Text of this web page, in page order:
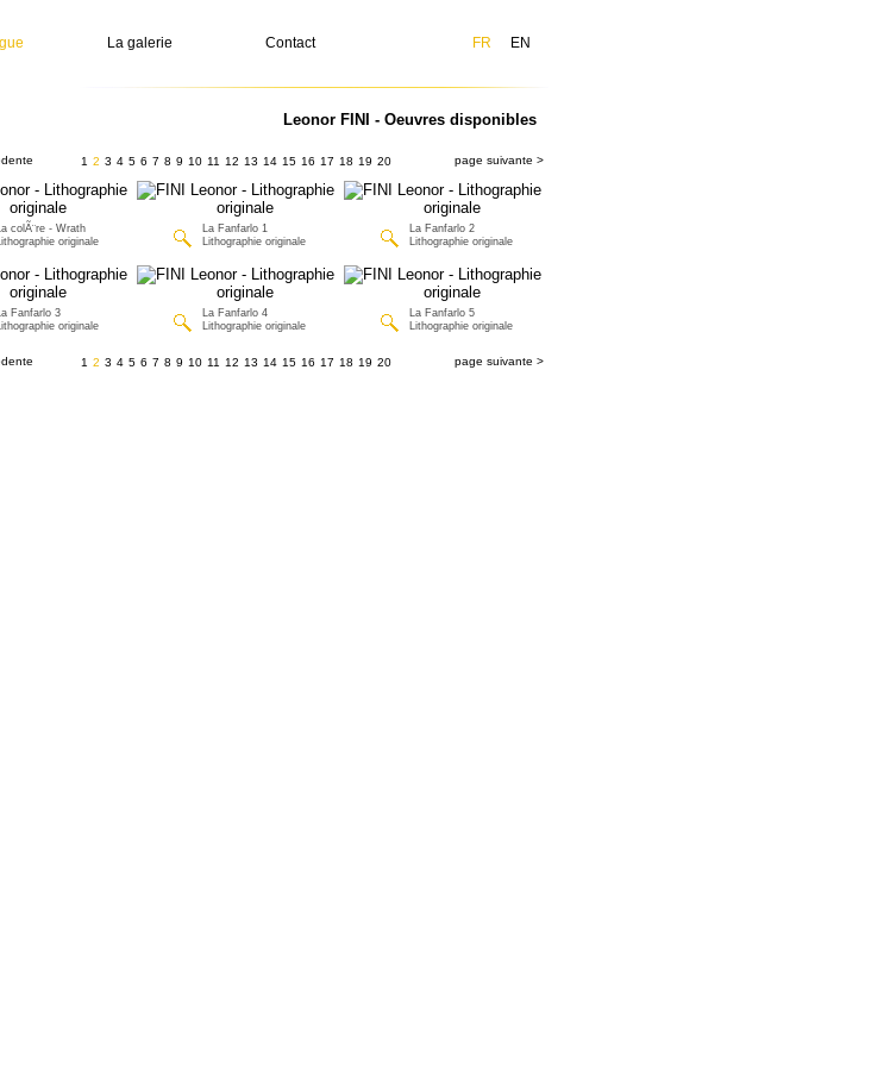
La galerie Contact FR EN
Leonor FINI - Oeuvres disponibles
1 2 3 4 5 6 7 8 9 10 11 12 13 14 15 16 17 18 19 20 page suivante >
colÃ¨re - Wrath
originale
La Fanfarlo 1
Lithographie originale
La Fanfarlo 2
Lithographie originale
Fanfarlo 3
originale
La Fanfarlo 4
Lithographie originale
La Fanfarlo 5
Lithographie originale
1 2 3 4 5 6 7 8 9 10 11 12 13 14 15 16 17 18 19 20 page suivante >